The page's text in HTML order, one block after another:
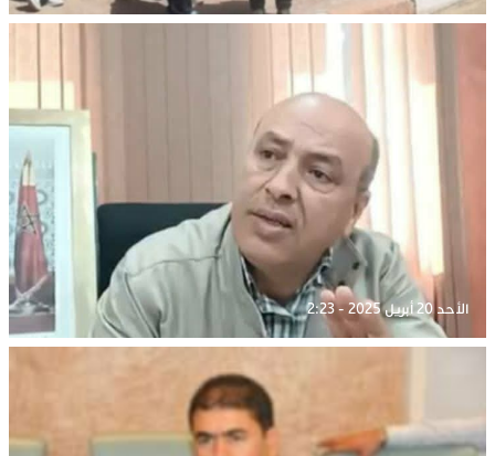
الأحد 20 أبريل 2025 - 2:23